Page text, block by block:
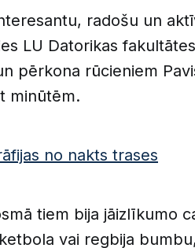
radošu un
LU Datorikas
pērkona rūcieniem
minūtēm.
no nakts trases
tiem bija jāizlīkumo
vai regbija